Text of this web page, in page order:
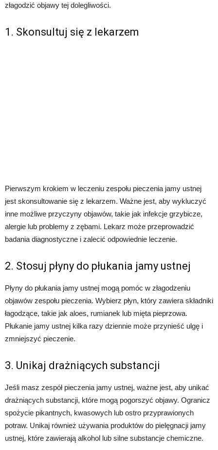
złagodzić objawy tej dolegliwości.
1. Skonsultuj się z lekarzem
Pierwszym krokiem w leczeniu zespołu pieczenia jamy ustnej
jest skonsultowanie się z lekarzem. Ważne jest, aby wykluczyć
inne możliwe przyczyny objawów, takie jak infekcje grzybicze,
alergie lub problemy z zębami. Lekarz może przeprowadzić
badania diagnostyczne i zalecić odpowiednie leczenie.
2. Stosuj płyny do płukania jamy ustnej
Płyny do płukania jamy ustnej mogą pomóc w złagodzeniu
objawów zespołu pieczenia. Wybierz płyn, który zawiera składniki
łagodzące, takie jak aloes, rumianek lub mięta pieprzowa.
Płukanie jamy ustnej kilka razy dziennie może przynieść ulgę i
zmniejszyć pieczenie.
3. Unikaj drażniących substancji
Jeśli masz zespół pieczenia jamy ustnej, ważne jest, aby unikać
drażniących substancji, które mogą pogorszyć objawy. Ogranicz
spożycie pikantnych, kwasowych lub ostro przyprawionych
potraw. Unikaj również używania produktów do pielęgnacji jamy
ustnej, które zawierają alkohol lub silne substancje chemiczne.